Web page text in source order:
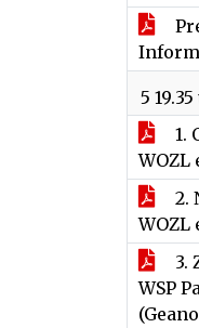
5
1.
WOZL
2.
WOZL
3.
WSP